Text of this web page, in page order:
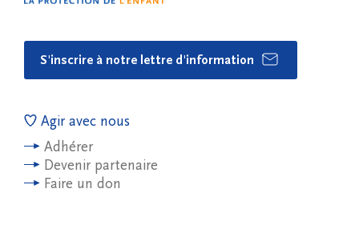
S'inscrire à notre lettre d'information
Agir avec nous
Adhérer
Devenir partenaire
Faire un don